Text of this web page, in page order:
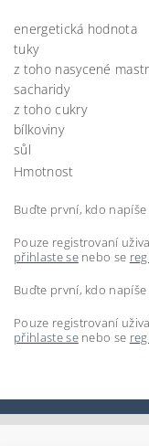
energetická hodnota
tuky
z toho nasycené
sacharidy
z toho cukry
bílkoviny
sůl
Hmotnost
Buďte první, kdo
Pouze registrovaní
přihlaste senebo se
Buďte první, kdo
Pouze registrovaní
přihlaste senebo se